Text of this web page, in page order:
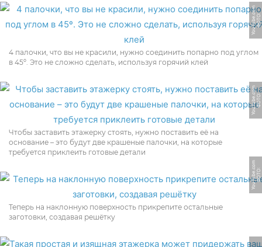
Ф
О
Т
О:
Y
o
u
T
u
b
e.
c
o
m
4 палочки, что вы не красили, нужно соединить попарно под углом
в 45º. Это не сложно сделать, используя горячий клей
Ф
О
Т
О:
Y
o
u
T
u
b
e.
c
o
m
Чтобы заставить этажерку стоять, нужно поставить её на
основание – это будут две крашеные палочки, на которые
требуется приклеить готовые детали
Ф
О
Т
О:
Y
o
u
T
u
b
e.
c
o
m
Теперь на наклонную поверхность прикрепите остальные
заготовки, создавая решётку